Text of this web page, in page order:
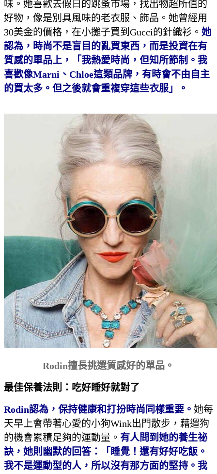
味。她喜歡去假日的跳蚤市場，找出物超所值的
好物，像是別具風味的老衣服、飾品。她曾經用
30美金的價格，在小攤子買到Gucci的針織衫。 她
認為，時尚不是盲目的亂買東西，而是投資在有
質感的單品上，「我熱愛時尚，但知所節制。我
喜歡像Marni 、 Chloe這類品牌，有時會不由自主
的買太多。但之後就會重複穿這些衣服」。
Rodin擅長挑選質感好的單品。
最佳保養法則：吃好睡好就對了
Rodin認為，保持健康和打扮時尚同樣重要。 她每
天早上會帶著心愛的小狗Wink出門散步，藉遛狗
的機會累積足夠的運動量。 有人問到她的養生祕
訣，她則幽默的回答：「睡覺！還有好好吃飯。
我不是運動型的人，所以沒有那方面的堅持。我